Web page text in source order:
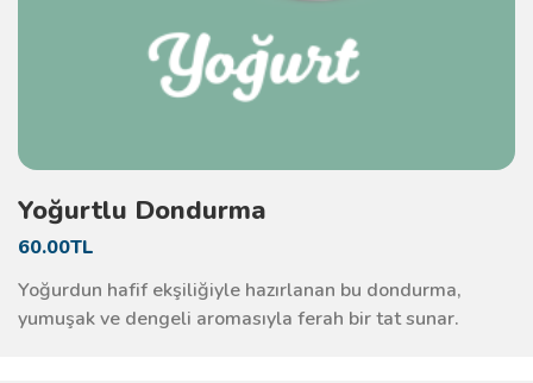
Yoğurtlu Dondurma
60.00TL
Yoğurdun hafif ekşiliğiyle hazırlanan bu dondurma,
yumuşak ve dengeli aromasıyla ferah bir tat sunar.